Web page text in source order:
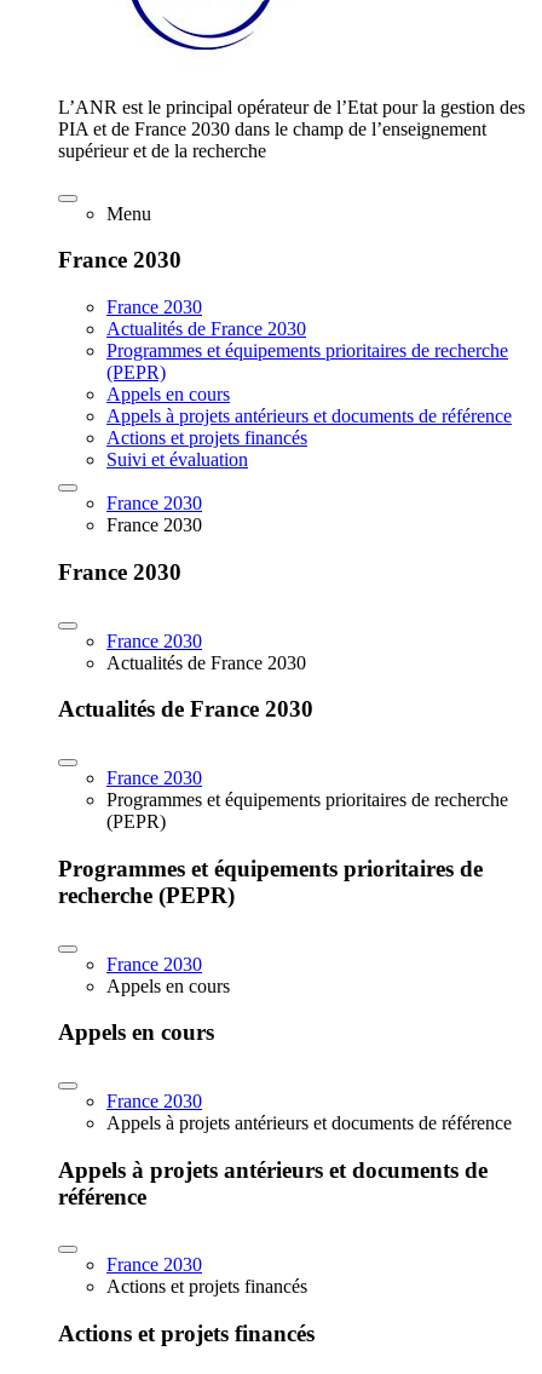
L’ANR est le principal opérateur de l’Etat pour la gestion des
PIA et de France 2030 dans le champ de l’enseignement
supérieur et de la recherche
Menu
France 2030
France 2030
Actualités de France 2030
Programmes et équipements prioritaires de recherche
(PEPR)
Appels en cours
Appels à projets antérieurs et documents de référence
Actions et projets financés
Suivi et évaluation
France 2030
France 2030
France 2030
France 2030
Actualités de France 2030
Actualités de France 2030
France 2030
Programmes et équipements prioritaires de recherche
(PEPR)
Programmes et équipements prioritaires de
recherche (PEPR)
France 2030
Appels en cours
Appels en cours
France 2030
Appels à projets antérieurs et documents de référence
Appels à projets antérieurs et documents de
référence
France 2030
Actions et projets financés
Actions et projets financés